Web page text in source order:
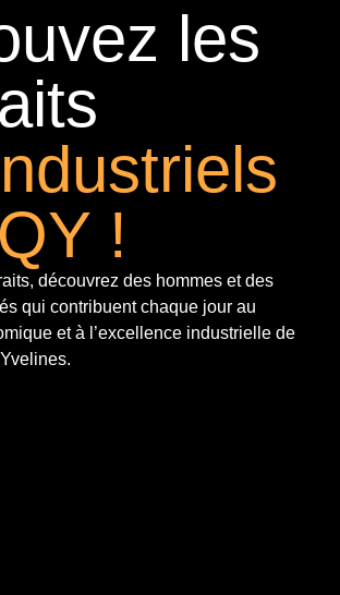
les
!
découvrez des hommes et des
qui contribuent chaque jour au
et à l’excellence industrielle de